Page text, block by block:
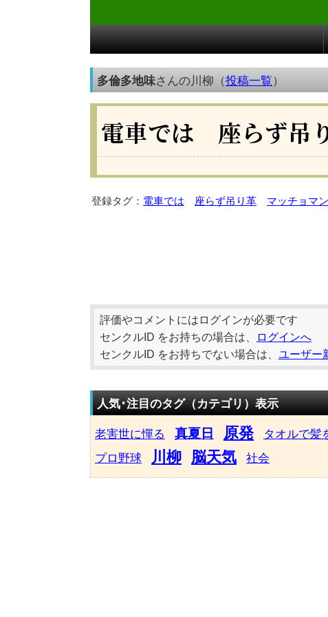
多倫多地味さんの川柳（投稿一覧）
電車では 座らず吊
登録タグ： 電車では 座らず吊り革 マッチョマン
評価やコメントにはログインが必要です
センクルID をお持ちの場合は、
ログインへ
センクルID をお持ちでない場合は、 ユーザー
人気･注目のタグ（カテゴリ）表示
老害世に憚る 真夏日 原発 タオルで髪
プロ野球
川柳 脳天気 社会